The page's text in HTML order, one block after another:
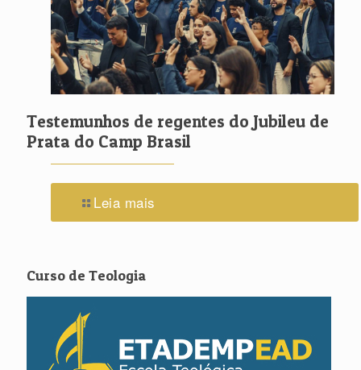
Testemunhos de regentes do Jubileu de
Prata do Camp Brasil
Leia mais
Curso de Teologia